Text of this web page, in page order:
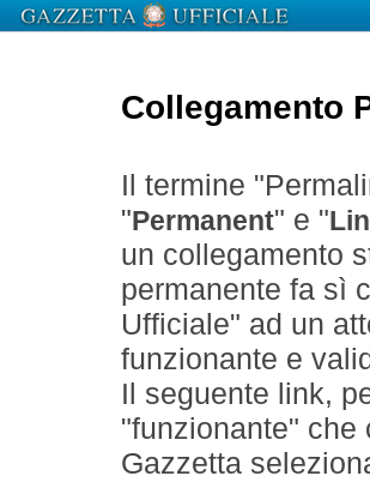
Collegamento
Il termine
" Permanent" e "
un collegamento
permanente fa sì
Ufficiale" ad un
funzionante e
Il seguente link,
"funzionante" che
Gazzetta